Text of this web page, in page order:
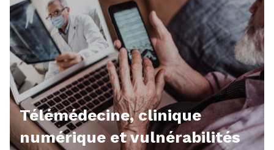
Télémédecine, clinique
numérique et vulnérabilités